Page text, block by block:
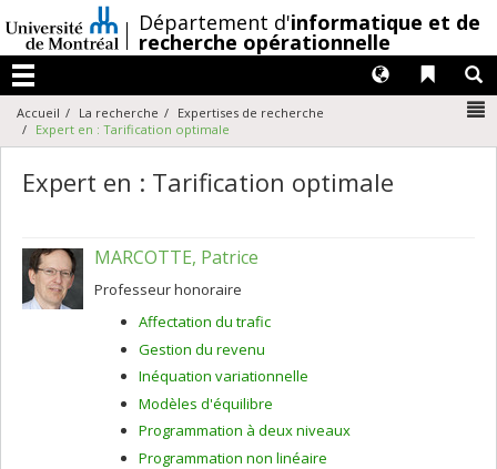
au
contenu
/Département d'informatique et de
recherche opérationnelle
Menu
Liens
Langues
Accueil La recherche
Expertises de recherche
Expert en : Tarification optimale
Expert en : Tarification optimale
MARCOTTE, Patrice
Professeur honoraire
Affectation du trafic
Gestion du revenu
Inéquation variationnelle
Modèles d'équilibre
Programmation à deux niveaux
Programmation non linéaire